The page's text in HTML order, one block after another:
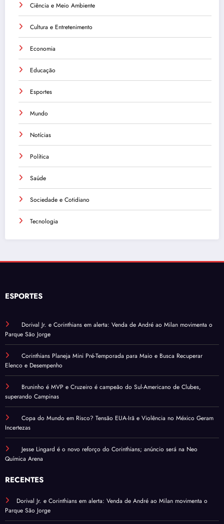
Ciência e Meio Ambiente
Cultura e Entretenimento
Economia
Educação
Esportes
Mundo
Notícias
Política
Saúde
Sociedade e Cotidiano
Tecnologia
ESPORTES
Dorival Jr. e Corinthians em alerta: Venda de André ao Milan movimenta o
Parque São Jorge
Corinthians Planeja Mini Pré-Temporada para Maio e Busca Recuperar
Elenco e Desempenho
Bruninho é MVP e Cruzeiro é campeão do Sul-Americano de Clubes,
superando Campinas
Copa do Mundo em Risco? Tensão EUA-Irã e Violência no México Geram
Incertezas
Jesse Lingard é o novo reforço do Corinthians; anúncio será na Neo
Química Arena
RECENTES
Dorival Jr. e Corinthians em alerta: Venda de André ao Milan movimenta o
Parque São Jorge